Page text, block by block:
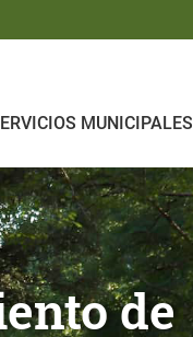
MUNICIPALES
- Gauna
de